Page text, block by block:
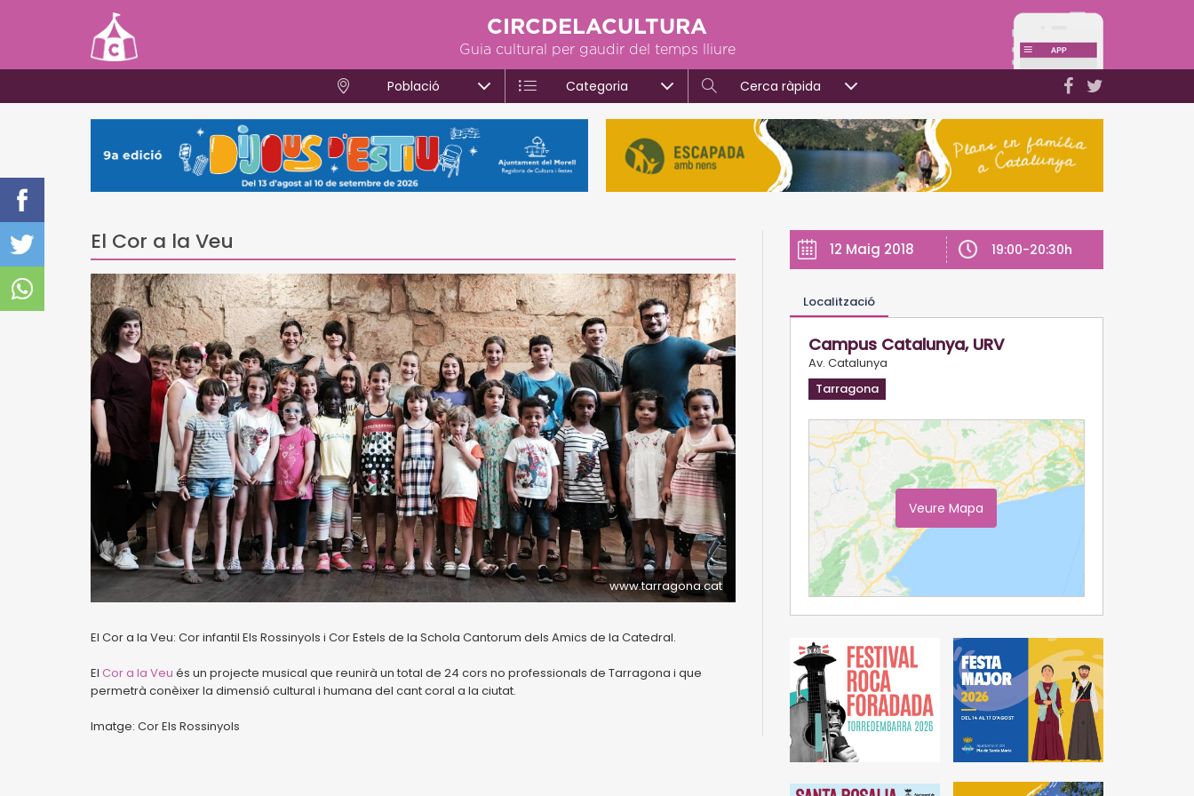
CIRCDELACULTURA
Guia cultural per gaudir del temps lliure
Població Categoria Cerca ràpida
El Cor a la Veu
www.tarragona.cat
El Cor a la Veu: Cor infantil Els Rossinyols i Cor Estels de la Schola Cantorum dels Amics de la Catedral.
El Cor a la Veu és un projecte musical que reunirà un total de 24 cors no professionals de Tarragona i que
permetrà conèixer la dimensió cultural i humana del cant coral a la ciutat.
Imatge: Cor Els Rossinyols
12 Maig 2018 19:00-20:30h
Localització
Campus Catalunya, URV
Av. Catalunya
Tarragona
Veure Mapa